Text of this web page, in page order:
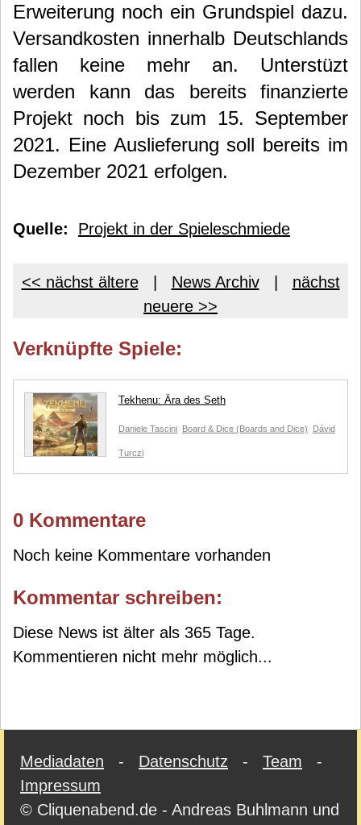
Erweiterung noch ein Grundspiel dazu.
Versandkosten innerhalb Deutschlands
fallen keine mehr an. Unterstüzt
werden kann das bereits finanzierte
Projekt noch bis zum 15. September
2021. Eine Auslieferung soll bereits im
Dezember 2021 erfolgen.
Quelle: Projekt in der Spieleschmiede
<< nächst ältere| News Archiv| nächst
neuere >>
Verknüpfte Spiele:
Tekhenu: Ära des Seth
Daniele Tascini Board & Dice (Boards and Dice) Dávid
Turczi
0 Kommentare
Noch keine Kommentare vorhanden
Kommentar schreiben:
Diese News ist älter als 365 Tage.
Kommentieren nicht mehr möglich...
Mediadaten - Datenschutz - Team -
Impressum
© Cliquenabend.de - Andreas Buhlmann und